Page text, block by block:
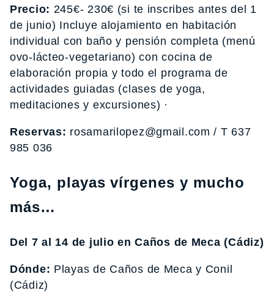
Precio: 245€- 230€ (si te inscribes antes del 1
de junio) Incluye alojamiento en habitación
individual con baño y pensión completa (menú
ovo-lácteo-vegetariano) con cocina de
elaboración propia y todo el programa de
actividades guiadas (clases de yoga,
meditaciones y excursiones) ·
Reservas: rosamarilopez@gmail.com / T 637
985 036
Yoga, playas vírgenes y mucho
más…
Del 7 al 14 de julio en Caños de Meca (Cádiz)
Dónde: Playas de Caños de Meca y Conil
(Cádiz)